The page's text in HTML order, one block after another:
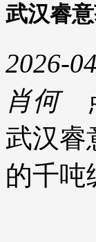
武汉睿
2026-
肖何
武汉睿
的千吨